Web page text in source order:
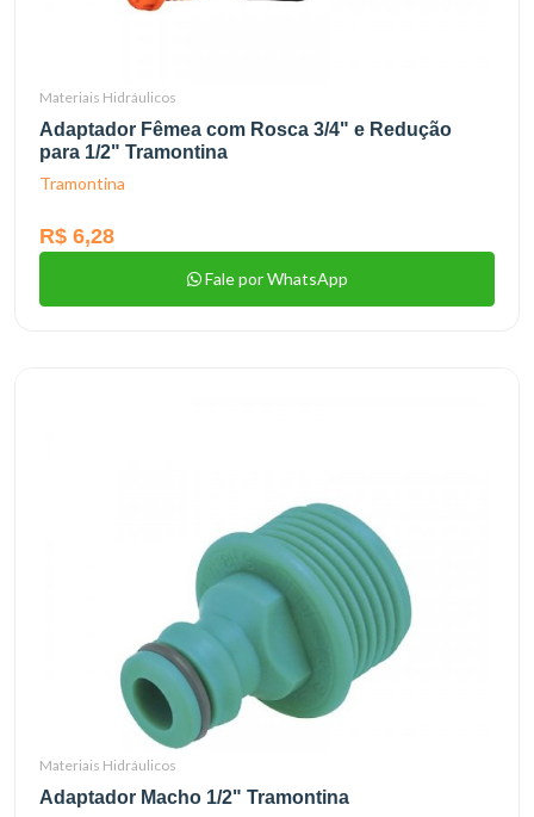
Materiais Hidráulicos
Adaptador Fêmea com Rosca 3/4" e Redução
para 1/2" Tramontina
Tramontina
R$ 6,28
Fale por WhatsApp
Materiais Hidráulicos
Adaptador Macho 1/2" Tramontina